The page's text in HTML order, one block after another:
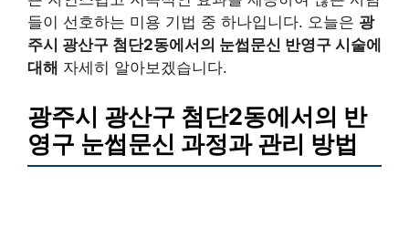
들이 선호하는 미용 기법 중 하나입니다. 오늘은 광
주시 광산구 첨단2동에서의 눈썹문신 반영구 시술에
대해 자세히 알아보겠습니다.
광주시 광산구 첨단2동에서의 반
영구 눈썹문신 과정과 관리 방법